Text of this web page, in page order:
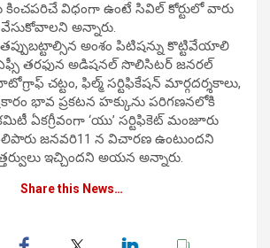
కించపరిచే విధంగా ఉంటే సివిల్ కోర్టులో వారు
వేసుకోవాలని అన్నారు.
అంశం పిటిషన్ను కొట్టివేయాలి
తరఫున అడిషనల్ సొలిసిటర్ జనరల్
చట్టం, ఫిల్మ్ సర్టిఫికేషన్ మార్గదర్శకాలు,
భావ ప్రకటన హక్కును పరిగణనలోకి
ఏకగ్రీవంగా ‘యు’ సర్టిఫికెట్ మంజూరు
జనవరి11 న విచారణ ఉంటుందని
ఇచ్చిందని అయన అన్నారు.
Share this News…